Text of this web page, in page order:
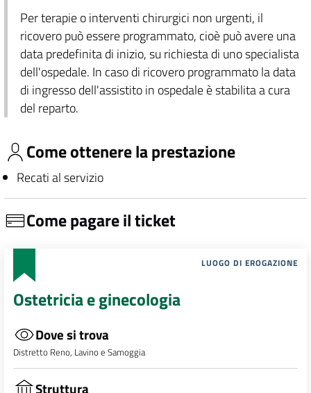
Per terapie o interventi chirurgici non urgenti, il
ricovero può essere programmato, cioè può avere una
data predefinita di inizio, su richiesta di uno specialista
dell'ospedale. In caso di ricovero programmato la data
di ingresso dell'assistito in ospedale è stabilita a cura
del reparto.
Come ottenere la prestazione
Recati al servizio
Come pagare il ticket
LUOGO DI EROGAZIONE
Ostetricia e ginecologia
Dove si trova
Distretto Reno, Lavino e Samoggia
Struttura